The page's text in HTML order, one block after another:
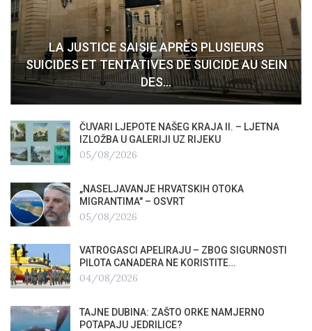
LA JUSTICE SAISIE APRÈS PLUSIEURS
SUICIDES ET TENTATIVES DE SUICIDE AU SEIN
DES…
ČUVARI LJEPOTE NAŠEG KRAJA II. – LJETNA
IZLOŽBA U GALERIJI UZ RIJEKU
05/08/2026
„NASELJAVANJE HRVATSKIH OTOKA
MIGRANTIMA″ – OSVRT
05/08/2026
VATROGASCI APELIRAJU – ZBOG SIGURNOSTI
PILOTA CANADERA NE KORISTITE…
04/08/2026
TAJNE DUBINA: ZAŠTO ORKE NAMJERNO
POTAPAJU JEDRILICE?